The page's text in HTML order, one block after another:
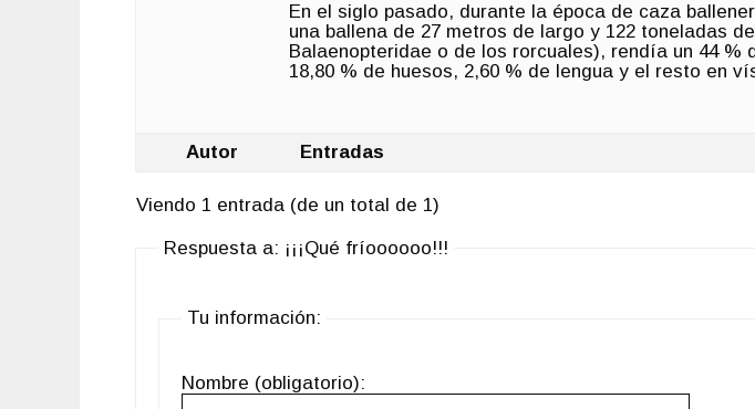
En el siglo pasado, durante la época de caza
una ballena de 27 metros de largo y 122 toneladas
Balaenopteridae o de los rorcuales), rendía un 44 %
18,80 % de huesos, 2,60 % de lengua y el resto en
Autor Entradas
Viendo 1 entrada (de un total de 1)
Respuesta a: ¡¡¡Qué fríoooooo!!!
Tu información:
Nombre (obligatorio):